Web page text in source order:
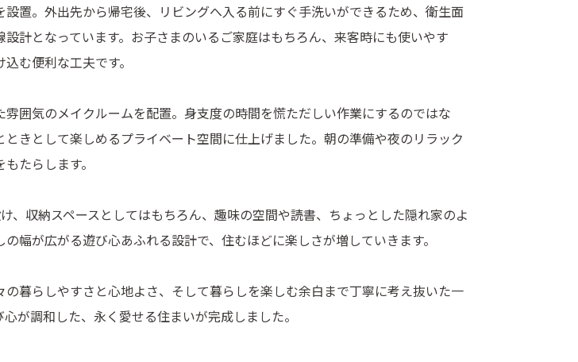
置。外出先から帰宅後、リビングへ入る前にすぐ手洗いができるため、衛生面
計となっています。お子さまのいるご家庭はもちろん、来客時にも使いやす
む便利な工夫です。
囲気のメイクルームを配置。身支度の時間を慌ただしい作業にするのではな
ときとして楽しめるプライベート空間に仕上げました。朝の準備や夜のリラック
たらします。
、収納スペースとしてはもちろん、趣味の空間や読書、ちょっとした隠れ家のよ
幅が広がる遊び心あふれる設計で、住むほどに楽しさが増していきます。
暮らしやすさと心地よさ、そして暮らしを楽しむ余白まで丁寧に考え抜いた一
が調和した、永く愛せる住まいが完成しました。